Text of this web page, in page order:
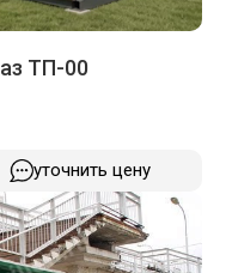
ТП-00
уточнить цену